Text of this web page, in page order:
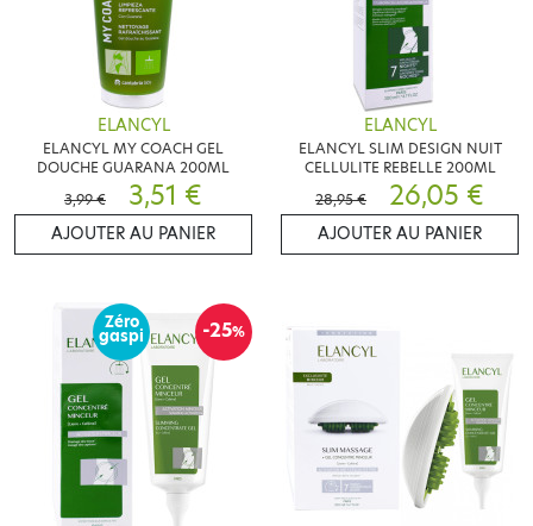
ELANCYL
ELANCYL MY COACH GEL
DOUCHE GUARANA 200ML
3,99 €
3,51 €
AJOUTER AU PANIER
ELANCYL
ELANCYL SLIM DESIGN NUIT
CELLULITE REBELLE 200ML
28,95 €
26,05 €
AJOUTER AU PANIER
-25%
Zéro
gaspi